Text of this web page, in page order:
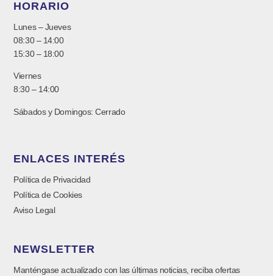
HORARIO
Lunes – Jueves
08:30 – 14:00
15:30 – 18:00
Viernes
8:30 – 14:00
Sábados y Domingos: Cerrado
ENLACES INTERÉS
Política de Privacidad
Política de Cookies
Aviso Legal
NEWSLETTER
Manténgase actualizado con las últimas noticias, reciba ofertas